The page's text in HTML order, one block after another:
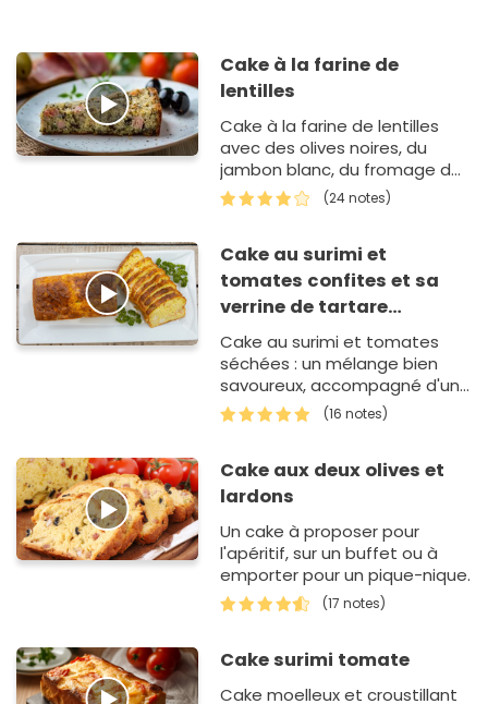
Cake à la farine de
lentilles
Cake à la farine de lentilles
avec des olives noires, du
jambon blanc, du fromage de
chèvre et des tomates
séchées.
(24 notes)
Cake au surimi et
tomates confites et sa
verrine de tartare
d'avocat
Cake au surimi et tomates
séchées : un mélange bien
savoureux, accompagné d'une
verrine de légumes, pleine de
fraîcheur.
(16 notes)
Cake aux deux olives et
lardons
Un cake à proposer pour
l'apéritif, sur un buffet ou à
emporter pour un pique-nique.
(17 notes)
Cake surimi tomate
Cake moelleux et croustillant